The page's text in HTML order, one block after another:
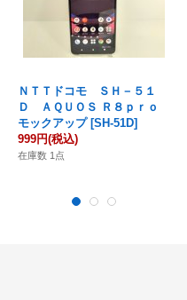
ＮＴＴドコモ ＳＨ－５１
Ｄ ＡＱＵＯＳ Ｒ８ｐｒｏ
モックアップ [SH-51D]
999円(税込)
在庫数 1点